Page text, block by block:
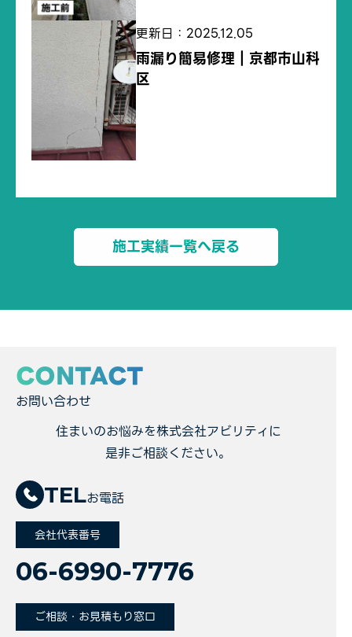
更新日：2025.12.05
雨漏り簡易修理｜京都市山科
区
施工実績一覧へ戻る
CONTACT
お問い合わせ
住まいのお悩みを株式会社アビリティに
是非ご相談ください。
TELお電話
会社代表番号
06-6990-7776
ご相談・お見積もり窓口